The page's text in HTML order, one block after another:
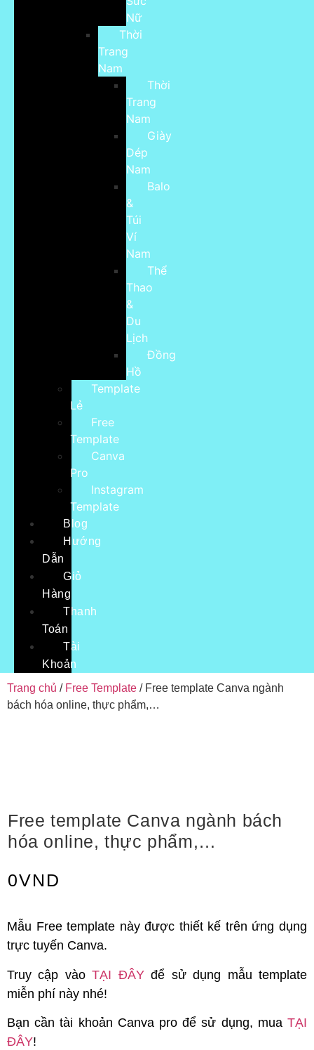
Nữ
Thời
Trang
Nam
Thời
Trang
Nam
Giày
Dép
Nam
Balo
&
Túi
Ví
Nam
Thể
Thao
&
Du
Lịch
Đồng
Hồ
Template
Lẻ
Free
Template
Canva
Pro
Instagram
Template
Blog
Hướng
Dẫn
Giỏ
Hàng
Thanh
Toán
Tài
Khoản
Trang chủ / Free Template / Free template Canva ngành
bách hóa online, thực phẩm,…
Free template Canva ngành bách
hóa online, thực phẩm,…
0VND
Mẫu Free template này được thiết kế trên ứng dụng
trực tuyến Canva.
Truy cập vàoTẠI ĐÂYđể sử dụng mẫu template
miễn phí này nhé!
Bạn cần tài khoản Canva pro để sử dụng, mua TẠI
ĐÂY!